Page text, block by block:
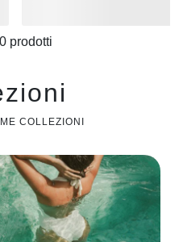
prodotti
COLLEZIONI